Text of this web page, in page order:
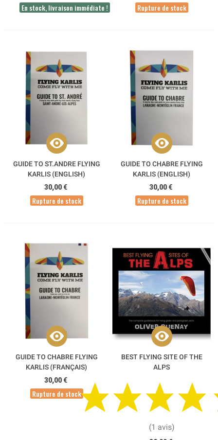
En stock, livraison immédiate ! Rupture de stock
GUIDE TO ST.ANDRE FLYING
KARLIS (ENGLISH)
30,00 €
Rupture de stock
GUIDE TO CHABRE FLYING
KARLIS (ENGLISH)
30,00 €
Rupture de stock
GUIDE TO CHABRE FLYING
KARLIS (FRANÇAIS)
30,00 €
Rupture de stock
BEST FLYING SITE OF THE
ALPS
(1 avis)